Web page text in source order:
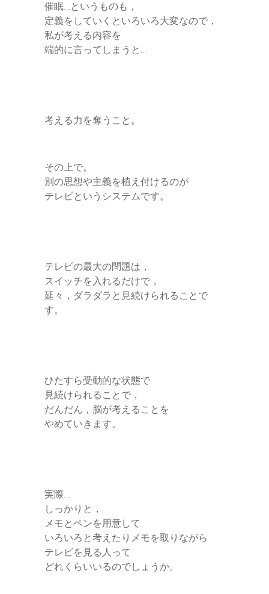
催眠…というものも，
定義をしていくといろいろ大変なので，
私が考える内容を
端的に言ってしまうと…
考える力を奪うこと。
その上で。
別の思想や主義を植え付けるのが
テレビというシステムです。
テレビの最大の問題は，
スイッチを入れるだけで，
延々，ダラダラと見続けられることで
す。
ひたすら受動的な状態で
見続けられることで，
だんだん，脳が考えることを
やめていきます。
実際…
しっかりと，
メモとペンを用意して
いろいろと考えたりメモを取りながら
テレビを見る人って
どれくらいいるのでしょうか。